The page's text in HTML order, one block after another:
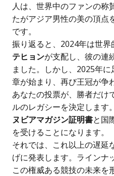
人は、世界中のファンの称
たがアジア男性の美の頂点
です。
振り返ると、2024年は世界
テヒョンが支配し、彼の連
ました。しかし、2025年
章が始まり、再び王冠が争
あなたの投票が、勝者だけ
ルのレガシーを決定します
ヌビアマガジン証明書と国
を受けることになります。
それでは、これ以上の遅延
げに発表します。ラインナ
この権威ある競技の未来を